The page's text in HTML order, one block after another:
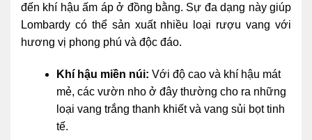
đến khí hậu ấm áp ở đồng bằng. Sự đa dạng này giúp
Lombardy có thể sản xuất nhiều loại rượu vang với
hương vị phong phú và độc đáo.
Khí hậu miền núi: Với độ cao và khí hậu mát
mẻ, các vườn nho ở đây thường cho ra những
loại vang trắng thanh khiết và vang sủi bọt tinh
tế.